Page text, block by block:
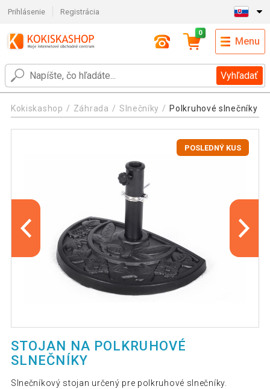
Prihlásenie Registrácia
Vyhľadať
0
Menu
Kokiskashop Záhrada Slnečníky Polkruhové slnečníky
POSLEDNÝ KUS
STOJAN NA POLKRUHOVÉ
SLNEČNÍKY
Slnečníkový stojan určený pre polkruhové slnečníky.